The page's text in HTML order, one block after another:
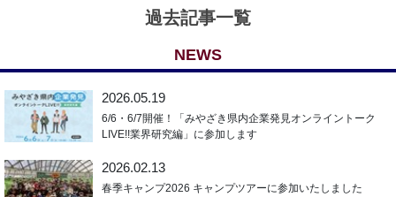
過去記事一覧
NEWS
2026.05.19
6/6・6/7開催！「みやざき県内企業発見オンライントーク
LIVE!!業界研究編」に参加します
2026.02.13
春季キャンプ2026 キャンプツアーに参加いたしました